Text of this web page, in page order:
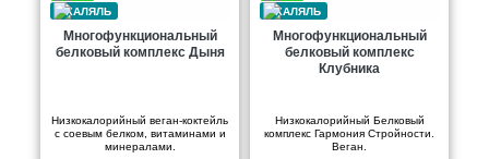
Многофункциональный
белковый комплекс Дыня
Низкокалорийный веган-коктейль
с соевым белком, витаминами и
минералами.
Многофункциональный
белковый комплекс
Клубника
Низкокалорийный Белковый
комплекс Гармония Стройности.
Веган.